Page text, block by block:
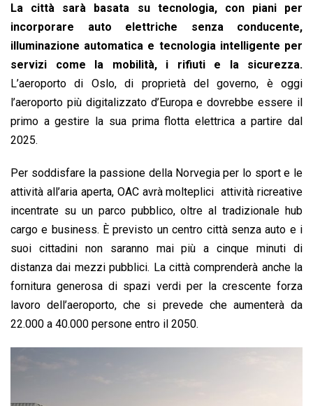
La città sarà basata su tecnologia, con piani per
incorporare auto elettriche senza conducente,
illuminazione automatica e tecnologia intelligente per
servizi come la mobilità, i rifiuti e la sicurezza.
L’aeroporto di Oslo, di proprietà del governo, è oggi
l’aeroporto più digitalizzato d’Europa e dovrebbe essere il
primo a gestire la sua prima flotta elettrica a partire dal
2025.
Per soddisfare la passione della Norvegia per lo sport e le
attività all’aria aperta, OAC avrà molteplici attività ricreative
incentrate su un parco pubblico, oltre al tradizionale hub
cargo e business. È previsto un centro città senza auto e i
suoi cittadini non saranno mai più a cinque minuti di
distanza dai mezzi pubblici. La città comprenderà anche la
fornitura generosa di spazi verdi per la crescente forza
lavoro dell’aeroporto, che si prevede che aumenterà da
22.000 a 40.000 persone entro il 2050.